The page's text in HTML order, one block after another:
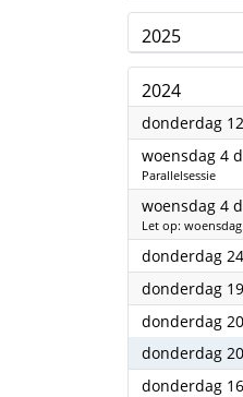
2025
2024
donderdag
woensdag 4
Parallelsessie
woensdag 4
Let op: woensdag
donderdag
donderdag
donderdag
donderdag
donderdag